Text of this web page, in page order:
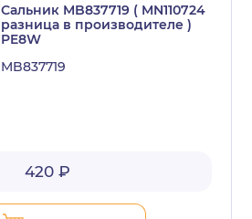
Сальник MB837719 ( MN110724
разница в производителе )
PE8W
MB837719
420 ₽